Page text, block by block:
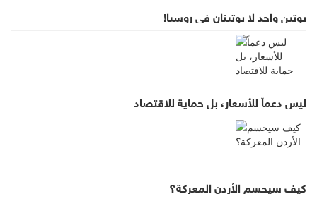
بوتين واحد لا بوتينان في روسيا!
ليس دعماً للأسعار، بل حماية للاقتصاد
كيف سيحسم الأردن المعركة؟